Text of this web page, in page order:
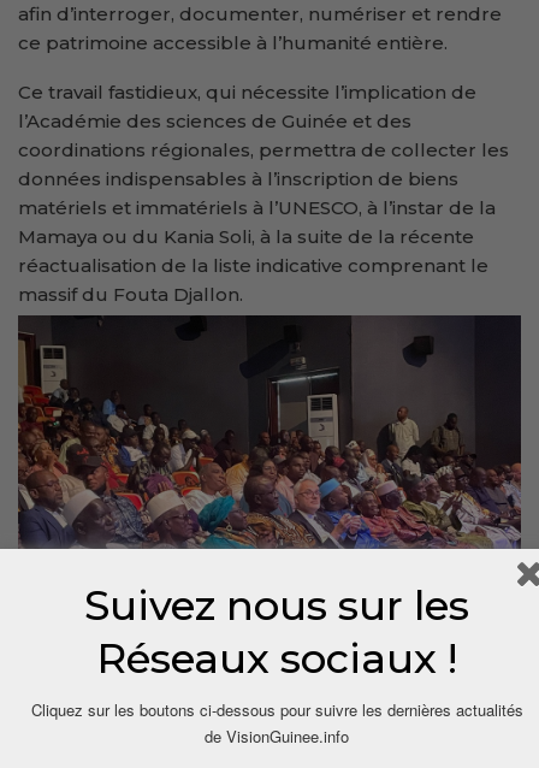
afin d’interroger, documenter, numériser et rendre
ce patrimoine accessible à l’humanité entière.
Ce travail fastidieux, qui nécessite l’implication de
l’Académie des sciences de Guinée et des
coordinations régionales, permettra de collecter les
données indispensables à l’inscription de biens
matériels et immatériels à l’UNESCO, à l’instar de la
Mamaya ou du Kania Soli, à la suite de la récente
réactualisation de la liste indicative comprenant le
massif du Fouta Djallon.
Évoquant une mission récente en France, au Musée
Suivez nous sur les
Réseaux sociaux !
Cliquez sur les boutons ci-dessous pour suivre les dernières actualités
de VisionGuinee.info